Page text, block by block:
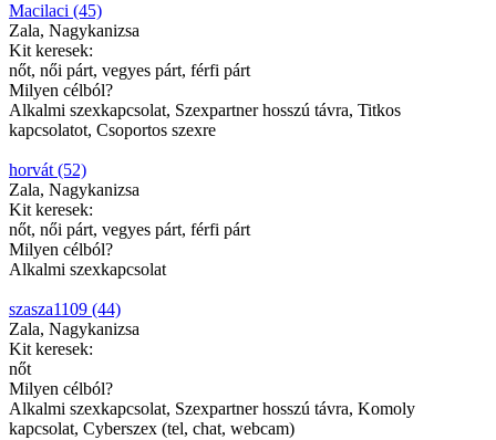
Macilaci (45)
Zala, Nagykanizsa
Kit keresek:
nőt, női párt, vegyes párt, férfi párt
Milyen célból?
Alkalmi szexkapcsolat, Szexpartner hosszú távra, Titkos
kapcsolatot, Csoportos szexre
horvát (52)
Zala, Nagykanizsa
Kit keresek:
nőt, női párt, vegyes párt, férfi párt
Milyen célból?
Alkalmi szexkapcsolat
szasza1109 (44)
Zala, Nagykanizsa
Kit keresek:
nőt
Milyen célból?
Alkalmi szexkapcsolat, Szexpartner hosszú távra, Komoly
kapcsolat, Cyberszex (tel, chat, webcam)